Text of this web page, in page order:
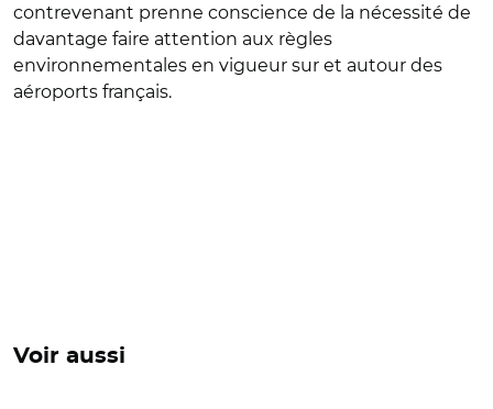
contrevenant prenne conscience de la nécessité de
davantage faire attention aux règles
environnementales en vigueur sur et autour des
aéroports français.
Voir aussi